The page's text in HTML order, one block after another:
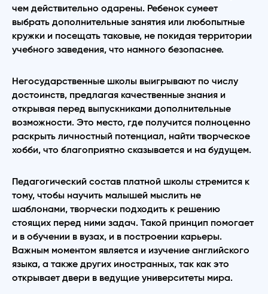
чем действительно одарены. Ребенок сумеет
выбрать дополнительные занятия или любопытные
кружки и посещать таковые, не покидая территории
учебного заведения, что намного безопаснее.
Негосударственные школы выигрывают по числу
достоинств, предлагая качественные знания и
открывая перед выпускниками дополнительные
возможности. Это место, где получится полноценно
раскрыть личностный потенциал, найти творческое
хобби, что благоприятно сказывается и на будущем.
Педагогический состав платной школы стремится к
тому, чтобы научить малышей мыслить не
шаблонами, творчески подходить к решению
стоящих перед ними задач. Такой принцип помогает
и в обучении в вузах, и в построении карьеры.
Важным моментом является и изучение английского
языка, а также других иностранных, так как это
открывает двери в ведущие университеты мира.